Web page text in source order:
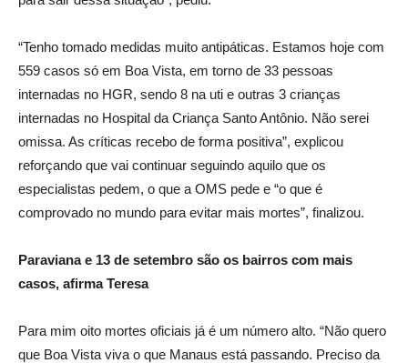
“Tenho tomado medidas muito antipáticas. Estamos hoje com
559 casos só em Boa Vista, em torno de 33 pessoas
internadas no HGR, sendo 8 na uti e outras 3 crianças
internadas no Hospital da Criança Santo Antônio. Não serei
omissa. As críticas recebo de forma positiva”, explicou
reforçando que vai continuar seguindo aquilo que os
especialistas pedem, o que a OMS pede e “o que é
comprovado no mundo para evitar mais mortes”, finalizou.
Paraviana e 13 de setembro são os bairros com mais
casos, afirma Teresa
Para mim oito mortes oficiais já é um número alto. “Não quero
que Boa Vista viva o que Manaus está passando. Preciso da